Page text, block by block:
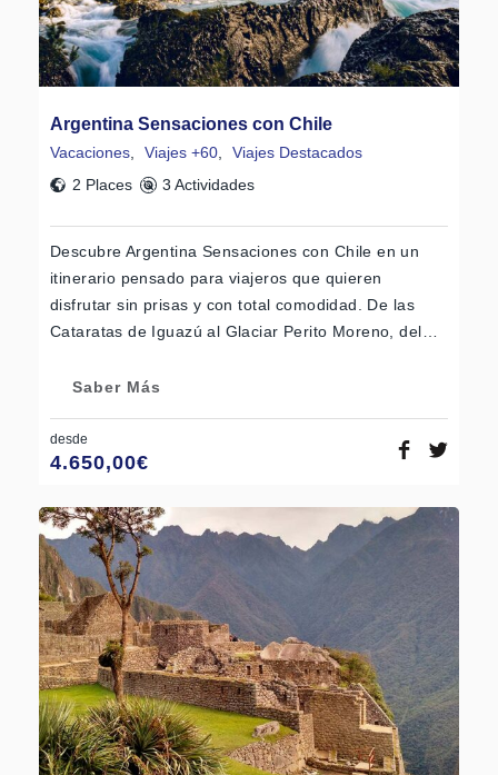
Argentina Sensaciones con Chile
Vacaciones Viajes +60
Viajes Destacados
2 Places
3 Actividades
Descubre Argentina Sensaciones con Chile en un
itinerario pensado para viajeros que quieren
disfrutar sin prisas y con total comodidad. De las
Cataratas de Iguazú al Glaciar Perito Moreno, del…
Saber Más
desde
4.650,00€